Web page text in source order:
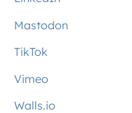
Mastodon
TikTok
Vimeo
Walls.io